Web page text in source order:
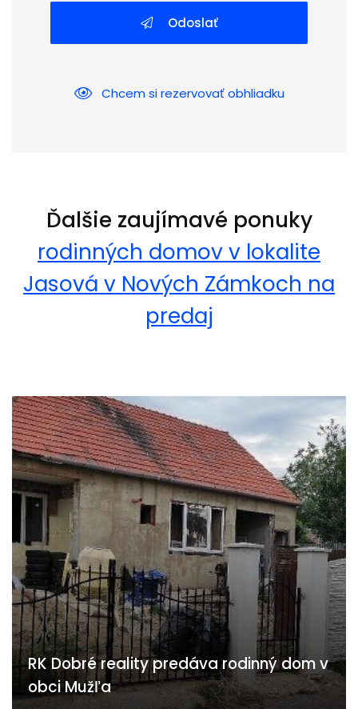
Odoslať
Chcem si rezervovať obhliadku
Ďalšie zaujímavé ponuky
rodinných domov v lokalite
Jasová v Nových Zámkoch na
predaj
RK Dobré reality predáva rodinný dom v
obci Mužľa